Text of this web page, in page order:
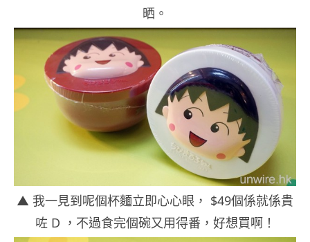
晒。
▲ 我一見到呢個杯麵立即心心眼， $49個係就係貴
咗 D ，不過食完個碗又用得番，好想買啊！